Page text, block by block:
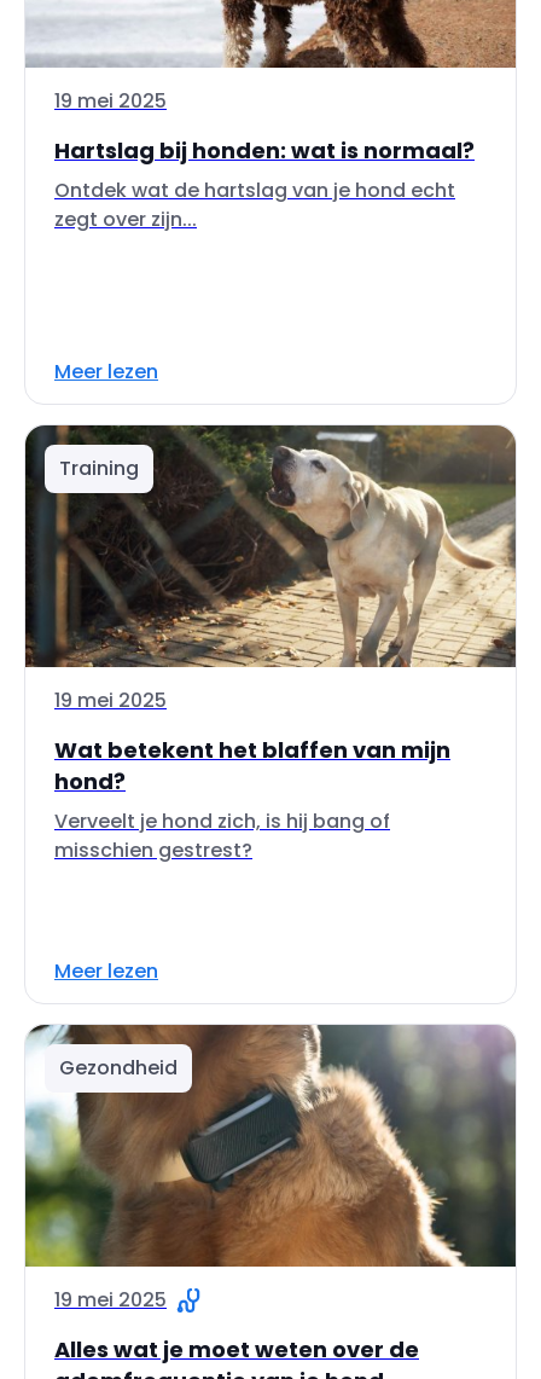
19 mei 2025
Hartslag bij honden: wat is normaal?
Ontdek wat de hartslag van je hond echt
zegt over zijn...
Meer lezen
Training
19 mei 2025
Wat betekent het blaffen van mijn
hond?
Verveelt je hond zich, is hij bang of
misschien gestrest?
Meer lezen
Gezondheid
19 mei 2025
Alles wat je moet weten over de